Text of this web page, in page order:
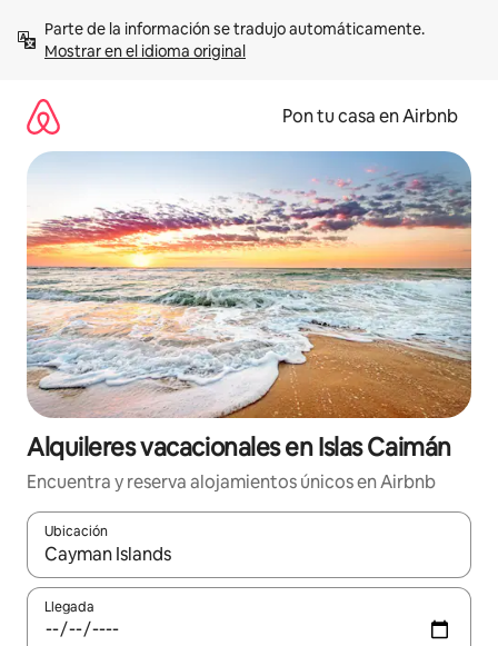
contenidoMostrar en el idioma original
Pon tu casa en Airbnb
Alquileres vacacionales en Islas Caimán
Encuentra y reserva alojamientos únicos en Airbnb
Ubicación
Cuando los resultados estén disponibles, navega con las
Llegada